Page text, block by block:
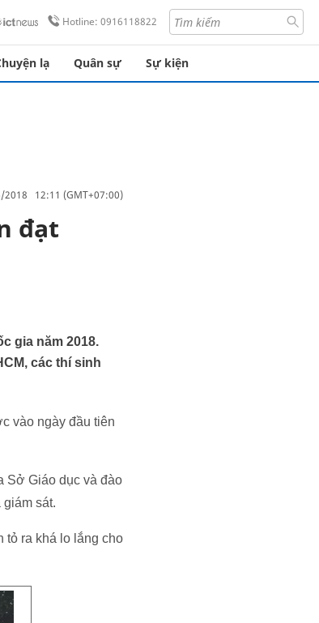
Hotline: 0916118822
lạ Quân sự Sự kiện
2018 12:11 (GMT+07:00)
đạt
gia năm 2018.
các thí sinh
vào ngày đầu tiên
Sở Giáo dục và đào
sát.
tỏ ra khá lo lắng cho